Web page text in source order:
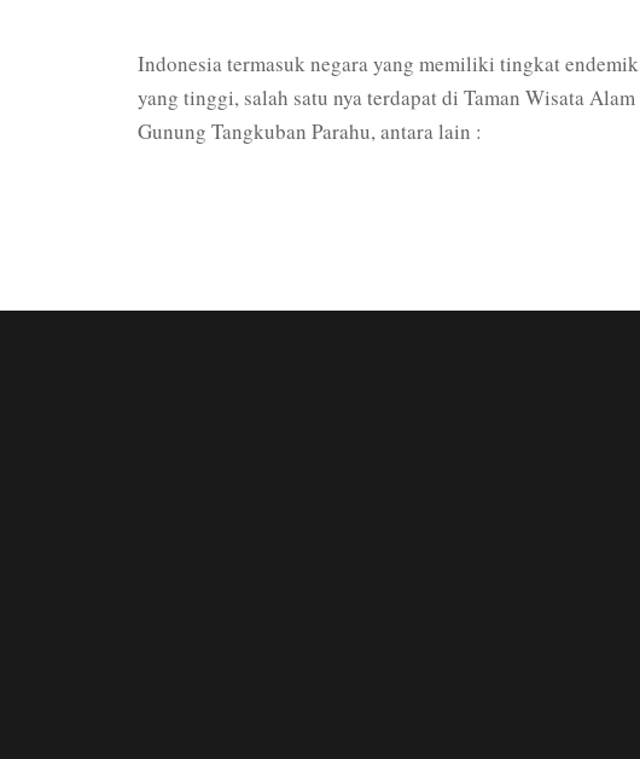
Indonesia termasuk negara yang memiliki tingkat endemik
yang tinggi, salah satu nya terdapat di Taman Wisata Alam
Gunung Tangkuban Parahu, antara lain :